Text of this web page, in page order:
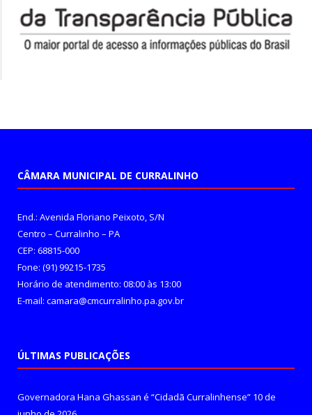
CÂMARA MUNICIPAL DE CURRALINHO
End.: Avenida Floriano Peixoto, S/N
Centro – Curralinho – PA
CEP: 68815-000
Fone: (91) 99215-1735
Horário de atendimento: 08:00 às 13:00
E-mail: camara@cmcurralinho.pa.gov.br
ÚLTIMAS PUBLICAÇÕES
Governadora Hana Ghassan é “Cidadã Curralinhense” 10 de